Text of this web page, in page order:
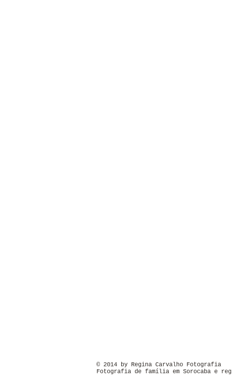
© 2014 by Regina Carvalho Fotografia
Fotografia de família em Sorocaba e